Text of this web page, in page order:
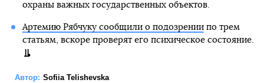
охраны важных государственных объектов.
Артемию Рябчуку сообщили о подозрениипо трем
статьям, вскоре проверят его психическое состояние.
Автор: Sofiia Telishevska